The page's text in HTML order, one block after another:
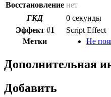
Восстановление нет
ГКД
0 секунды
Эффект #1
Script Effect
Метки
Не
Дополнительная
Добавить